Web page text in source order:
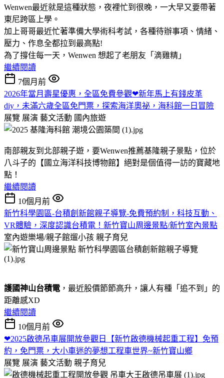
Wenwen最近就是這種狀態，夜裡忙到很晚，一大早又要帶著
東尼跨區上學。
加上哥哥最近忙著準備大學術科考試，各種待辦事項、情緒、
壓力、作息全都拉到最高點!
為了撐住每一天，Wenwen 想起了老朋友「滴雞精」
繼續閱讀
7個月前
2026年當月壽星優惠，全區免費參觀❤新年馬上有錢皮革
diy，未滿六歲全區免門票，探索海洋奧祕，海科館一日冒險
展覽 展演 藝文活動 國內旅遊
南部親友到北部親子遊，要Wenwen推薦基隆親子景點，位於
八斗子的【國立海洋科技博物館】絕對是個值得一訪的寶藏地
點！
繼續閱讀
10個月前
新竹科學園區-台積創新館親子導覽-免費預約制，科技互動、
VR體驗，深度認識台積電！新竹寶山周邊景點/新竹室內景點
室內遊樂場/親子館遛小孩 親子育兒
護國神山台積電 ，最近股價節節高升，讓人有種「追不到」的
距離感XD
繼續閱讀
10個月前
❤2025啟德吊車展開放參觀日【新竹啟德機械起重工程】免預
約，免門票，大小車迷的夢想工程車世界~新竹寶山鄉
展覽 展演 藝文活動 親子育兒